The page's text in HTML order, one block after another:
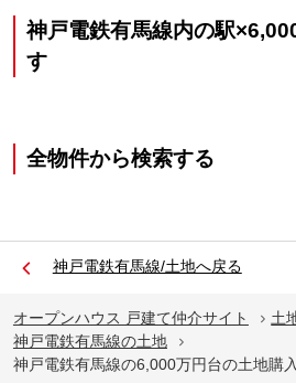
神戸電鉄有馬線内の駅
す
全物件から検索する
神戸電鉄有馬線/土地へ戻る
オープンハウス 戸建て仲介サイト 土
神戸電鉄有馬線の土地
神戸電鉄有馬線の6,000万円台の土地購